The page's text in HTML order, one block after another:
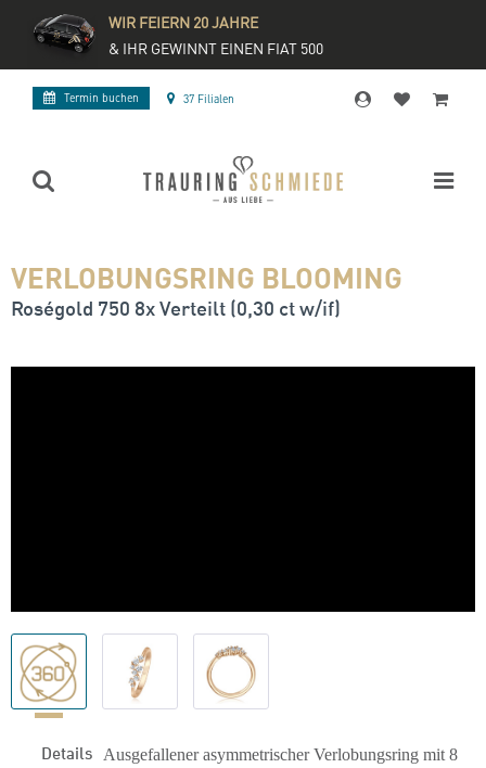
WIR FEIERN 20 JAHRE
& IHR GEWINNT EINEN FIAT 500
Termin buchen 37 Filialen
VERLOBUNGSRING BLOOMING
Roségold 750 8x Verteilt (0,30 ct w/if)
Details
Ausgefallener asymmetrischer Verlobungsring mit 8